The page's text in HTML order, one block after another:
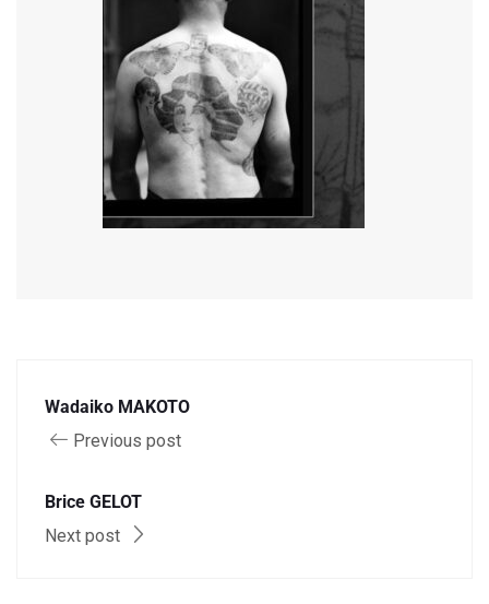
Wadaiko MAKOTO
Previous post
Brice GELOT
Next post